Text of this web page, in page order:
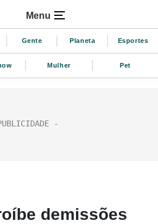
Menu
Gente Planeta Esportes
Mulher Pet
demissões